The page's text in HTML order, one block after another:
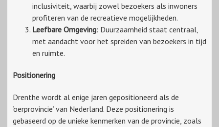
inclusiviteit, waarbij zowel bezoekers als inwoners
profiteren van de recreatieve mogelijkheden.
Leefbare Omgeving: Duurzaamheid staat centraal,
met aandacht voor het spreiden van bezoekers in tijd
en ruimte.
Positionering
Drenthe wordt al enige jaren gepositioneerd als de
‘oerprovincie’ van Nederland. Deze positionering is
gebaseerd op de unieke kenmerken van de provincie, zoals